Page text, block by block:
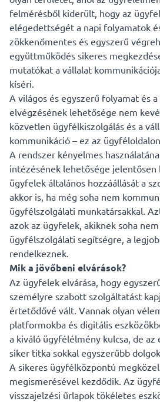
felmérésből kiderült, hogy az
elégedettségét a napi folyamatok
zökkenőmentes és egyszerű
együttműködés sikeres
mutatókat a vállalat
kíséri.
A világos és egyszerű folyamat és
elvégzésének lehetősége nem
közvetlen ügyfélkiszolgálás és a
kommunikáció – ez az
A rendszer kényelmes
intézésének lehetősége jelentősen
ügyfelek általános hozzáállását a
akkor is, ha még soha nem
ügyfélszolgálati munkatársakkal.
azok az ügyfelek, akiknek soha
ügyfélszolgálati segítségre, a
rendelkeznek.
Mik a jövőbeni elvárások?
Az ügyfelek elvárása, hogy
személyre szabott szolgáltatást
értetődővé vált. Vannak olyan
platformokba és digitális
a kiváló ügyfélélmény kulcsa, de
siker titka sokkal egyszerűbb
A sikeres ügyfélközpontú
megismerésével kezdődik. Az
visszajelzési űrlapok tökéletes